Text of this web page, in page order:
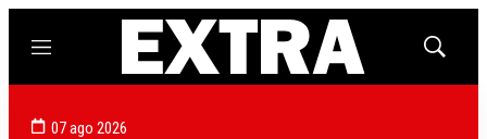
Menú
Mostrar
07 ago 2026